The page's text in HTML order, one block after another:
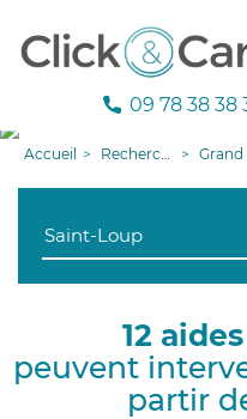
09 78 38 38
Accueil Recherche aide à domicile Grand
12
peuvent
partir